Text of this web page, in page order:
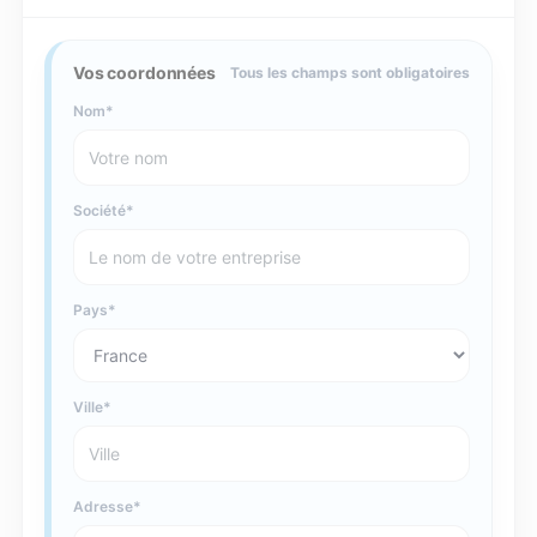
Vos coordonnées Tous les champs sont obligatoires
Nom
Société
Pays
Ville
Adresse